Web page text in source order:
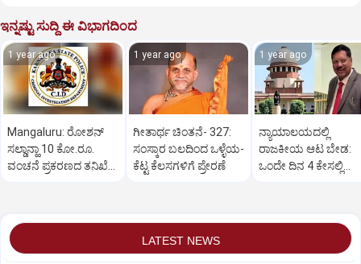
ಇನ್ನಷ್ಟು ಸುದ್ದಿ ಈ ವಿಭಾಗದಿಂದ
1 year ago
Mangaluru: ರೋಶನ್‌
ಸಲ್ಡಾನ್ಹಾ 10 ಕೋ.ರೂ.
ವಂಚನೆ ಪ್ರಕರಣದ ತನಿಖೆ
1 year ago
ಗೀತಾರ್ಥ ಚಿಂತನೆ- 327:
ಸಂಸ್ಕಾರ ಬಲದಿಂದ ಒಳ್ಳೆಯ-
ಕೆಟ್ಟ ಕೆಲಸಗಳಿಗೆ ಪ್ರೇರಣೆ
1 year ago
ನ್ಯಾಯಾಲಯದಲ್ಲಿ
ರಾಜಕೀಯ ಆಟ ಬೇಡ:
ಒಂದೇ ದಿನ 4 ಕೇಸಲ್ಲಿ
LATEST NEWS